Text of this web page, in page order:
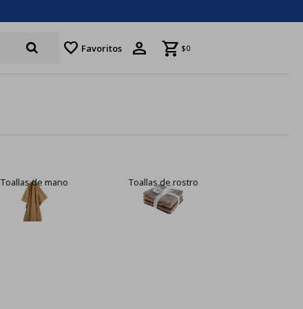
favorite Favoritos $0
Toallas de mano Toallas de rostro